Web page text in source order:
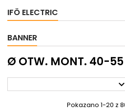
IFÖ ELECTRIC
BANNER
Ø OTW. MONT. 40-

Pokazano 1-20 z